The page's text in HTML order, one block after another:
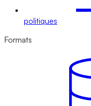
politiques
Formats